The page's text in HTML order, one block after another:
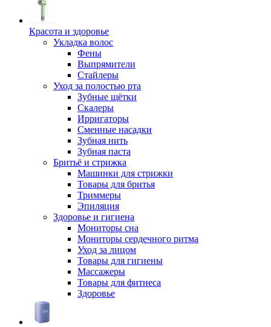
Красота и здоровье
Укладка волос
Фены
Выпрямители
Стайлеры
Уход за полостью рта
Зубные щётки
Скалеры
Ирригаторы
Сменные насадки
Зубная нить
Зубная паста
Бритьё и стрижка
Машинки для стрижки
Товары для бритья
Триммеры
Эпиляция
Здоровье и гигиена
Мониторы сна
Мониторы сердечного ритма
Уход за лицом
Товары для гигиены
Массажеры
Товары для фитнеса
Здоровье